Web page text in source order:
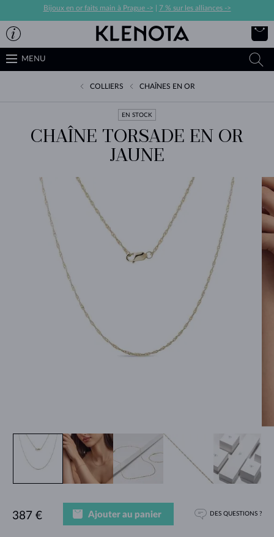
Bijoux en or faits main à Prague -> 7 % sur les alliances ->
MENU
COLLIERS CHAÎNES EN OR
EN STOCK
CHAÎNE TORSADE EN OR
JAUNE
387 € Ajouter au panier DES QUESTIONS ?